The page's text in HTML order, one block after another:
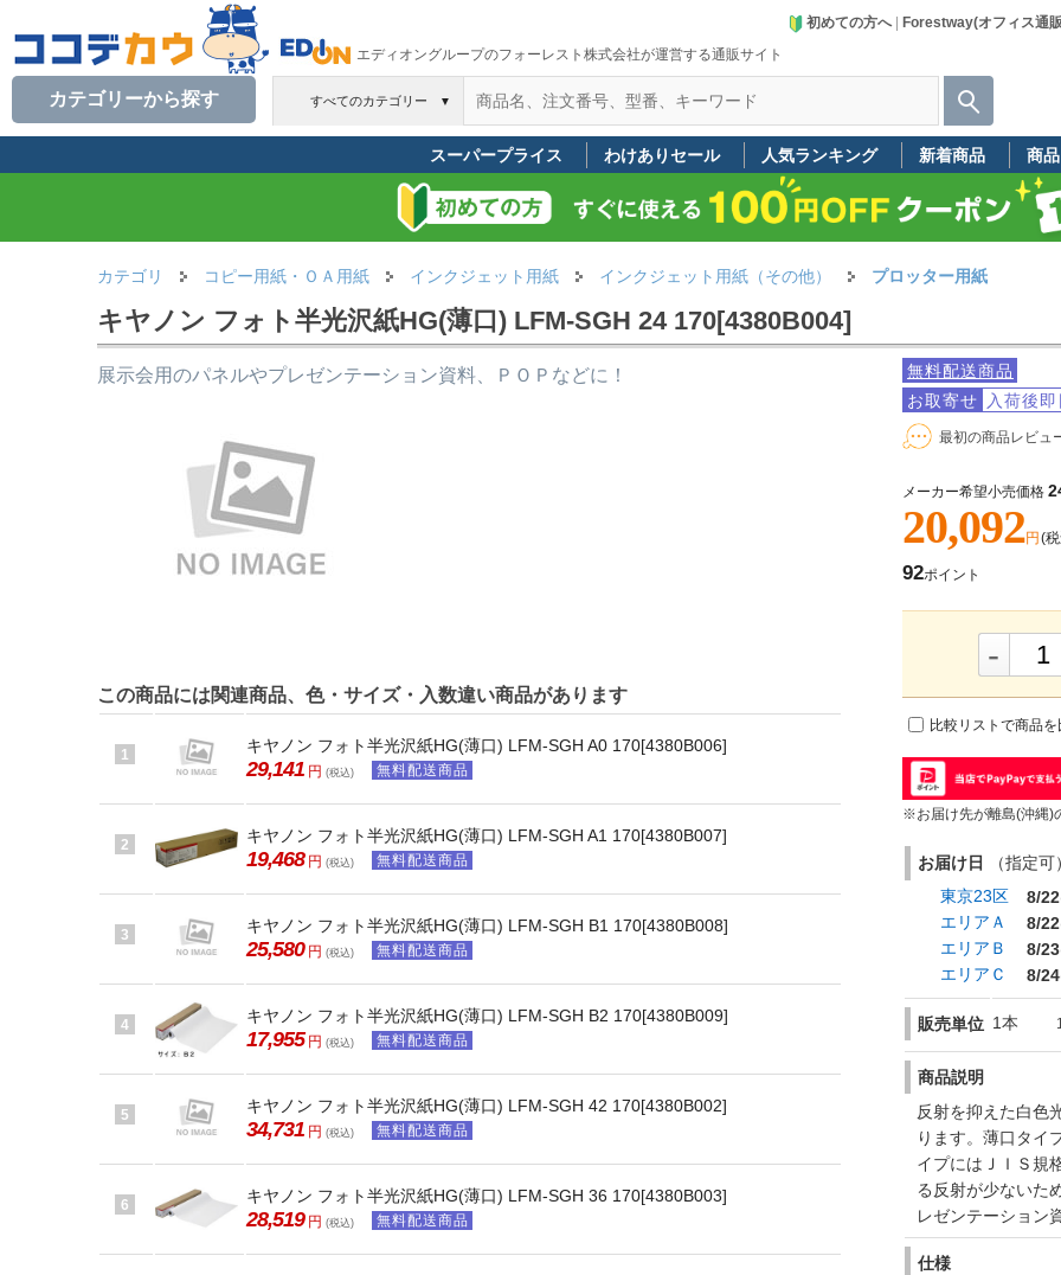
エディオングループのフォーレスト株式会社が運営する通販サイト
初めての方へ| Forestway(オフィス通
すべてのカテゴリー ▼
カテゴリーから探す
スーパープライス わけありセール 人気ランキング 新着商品 商
カテゴリ コピー用紙・ＯＡ用紙 インクジェット用紙 インクジェット用紙（その他） プロッター用紙
キヤノン フォト半光沢紙HG(薄口) LFM-SGH 24 170[4380B004]
無料配送商品
お取寄せ
入荷後
最初の商品レビュ
メーカー希望小売価格
20,092円 (
92ポイント
-
比較リストで商品
※お届け先が離島(沖縄)
お届け日
（指定
東京23区
8/22
エリアＡ
8/22
エリアＢ
8/23
エリアＣ
8/24
販売単位 1本
商品説明
反射を抑えた白色
ります。薄口タイ
イプにはＪＩＳ規
る反射が少ないた
レゼンテーション
仕様
展示会用のパネルやプレゼンテーション資料、ＰＯＰなどに！
この商品には関連商品、色・サイズ・入数違い商品があります
1 キヤノン フォト半光沢紙HG(薄口) LFM-SGH A0 170[4380B006]
29,141 円 (税込) 無料配送商品
2 キヤノン フォト半光沢紙HG(薄口) LFM-SGH A1 170[4380B007]
19,468 円 (税込) 無料配送商品
3 キヤノン フォト半光沢紙HG(薄口) LFM-SGH B1 170[4380B008]
25,580 円 (税込) 無料配送商品
4 キヤノン フォト半光沢紙HG(薄口) LFM-SGH B2 170[4380B009]
17,955 円 (税込) 無料配送商品
5 キヤノン フォト半光沢紙HG(薄口) LFM-SGH 42 170[4380B002]
34,731 円 (税込) 無料配送商品
6 キヤノン フォト半光沢紙HG(薄口) LFM-SGH 36 170[4380B003]
28,519 円 (税込) 無料配送商品